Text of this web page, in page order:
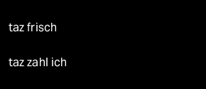
taz frisch
taz zahl ich